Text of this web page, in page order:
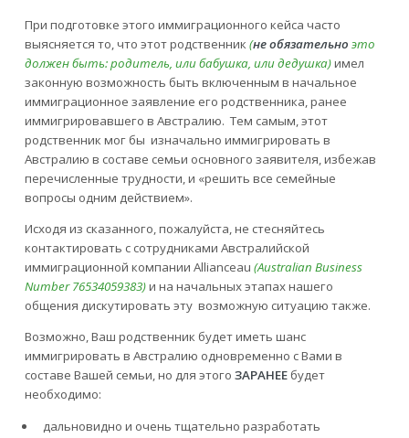
При подготовке этого иммиграционного кейса часто
выясняется то, что этот родственник (не обязательно это
должен быть: родитель, или бабушка, или дедушка)имел
законную возможность быть включенным в начальное
иммиграционное заявление его родственника, ранее
иммигрировавшего в Австралию. Тем самым, этот
родственник мог бы изначально иммигрировать в
Австралию в составе семьи основного заявителя, избежав
перечисленные трудности, и «решить все семейные
вопросы одним действием».
Исходя из сказанного, пожалуйста, не стесняйтесь
контактировать с сотрудниками Австралийской
иммиграционной компании Allianceau (Australian Business
Number 76534059383)и на начальных этапах нашего
общения дискутировать эту возможную ситуацию также.
Возможно, Ваш родственник будет иметь шанс
иммигрировать в Австралию одновременно с Вами в
составе Вашей семьи, но для этого ЗАРАНЕЕбудет
необходимо:
дальновидно и очень тщательно разработать